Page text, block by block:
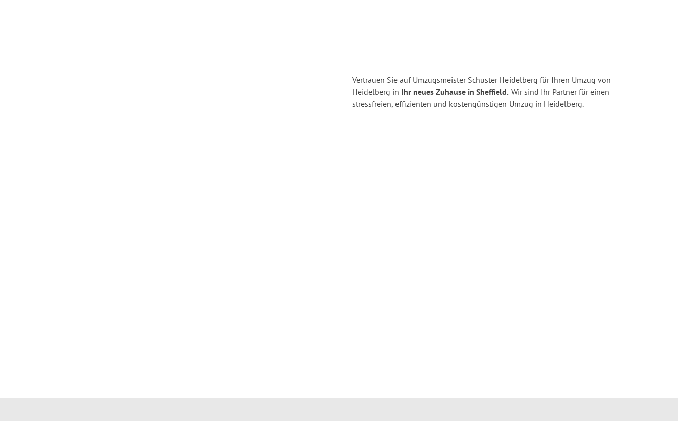
Vertrauen Sie auf Umzugsmeister Schuster Heidelberg für Ihren Umzug von
Heidelberg in Ihr neues Zuhause in Sheffield. Wir sind Ihr Partner für einen
stressfreien, effizienten und kostengünstigen Umzug in Heidelberg.